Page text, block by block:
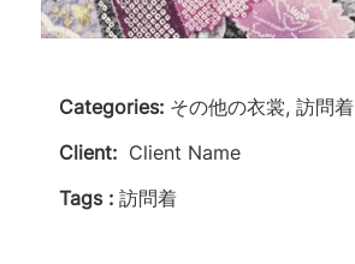
Categories: その他の衣裳, 訪問着
Client: Client Name
Tags : 訪問着